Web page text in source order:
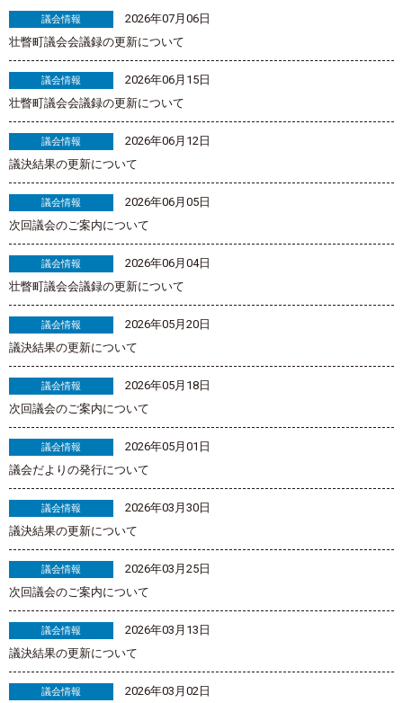
議会情報
2026年07月06日
壮瞥町議会会議録の更新について
議会情報
2026年06月15日
壮瞥町議会会議録の更新について
議会情報
2026年06月12日
議決結果の更新について
議会情報
2026年06月05日
次回議会のご案内について
議会情報
2026年06月04日
壮瞥町議会会議録の更新について
議会情報
2026年05月20日
議決結果の更新について
議会情報
2026年05月18日
次回議会のご案内について
議会情報
2026年05月01日
議会だよりの発行について
議会情報
2026年03月30日
議決結果の更新について
議会情報
2026年03月25日
次回議会のご案内について
議会情報
2026年03月13日
議決結果の更新について
議会情報
2026年03月02日